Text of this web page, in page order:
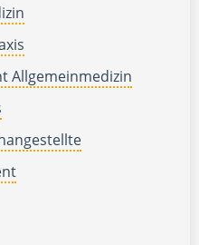
Allgemeinmedizin